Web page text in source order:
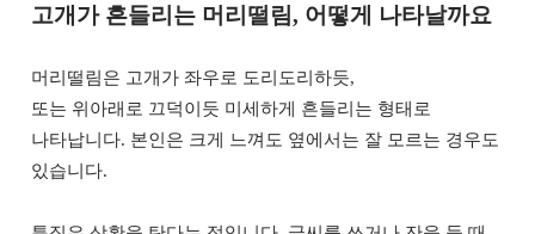
고개가 흔들리는 머리떨림, 어떻게 나타날까요
머리떨림은 고개가 좌우로 도리도리하듯,
또는 위아래로 끄덕이듯 미세하게 흔들리는 형태로
나타납니다. 본인은 크게 느껴도 옆에서는 잘 모르는 경우도
있습니다.